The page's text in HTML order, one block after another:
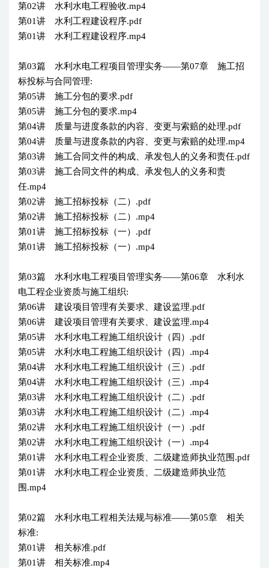
第02讲 水利水电工程验收.mp4
第01讲 水利工程建设程序.pdf
第01讲 水利工程建设程序.mp4
第03篇 水利水电工程项目管理实务——第07章 施工招
标投标与合同管理:
第05讲 施工分包的要求.pdf
第05讲 施工分包的要求.mp4
第04讲 质量与进度条款的内容、变更与索赔的处理.pdf
第04讲 质量与进度条款的内容、变更与索赔的处理.mp4
第03讲 施工合同文件的构成、承发包人的义务和责任.pdf
第03讲 施工合同文件的构成、承发包人的义务和责
任.mp4
第02讲 施工招标投标（二）.pdf
第02讲 施工招标投标（二）.mp4
第01讲 施工招标投标（一）.pdf
第01讲 施工招标投标（一）.mp4
第03篇 水利水电工程项目管理实务——第06章 水利水
电工程企业资质与施工组织:
第06讲 建设项目管理有关要求、建设监理.pdf
第06讲 建设项目管理有关要求、建设监理.mp4
第05讲 水利水电工程施工组织设计（四）.pdf
第05讲 水利水电工程施工组织设计（四）.mp4
第04讲 水利水电工程施工组织设计（三）.pdf
第04讲 水利水电工程施工组织设计（三）.mp4
第03讲 水利水电工程施工组织设计（二）.pdf
第03讲 水利水电工程施工组织设计（二）.mp4
第02讲 水利水电工程施工组织设计（一）.pdf
第02讲 水利水电工程施工组织设计（一）.mp4
第01讲 水利水电工程企业资质、二级建造师执业范围.pdf
第01讲 水利水电工程企业资质、二级建造师执业范
围.mp4
第02篇 水利水电工程相关法规与标准——第05章 相关
标准:
第01讲 相关标准.pdf
第01讲 相关标准.mp4